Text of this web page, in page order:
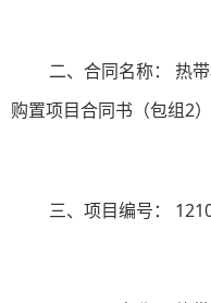
二、合同名称：
热
购置项目合同书（包组2）
三、项目编号：